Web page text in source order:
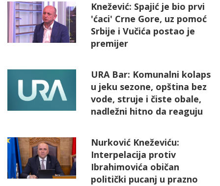
Knežević: Spajić je bio prvi
'ćaci' Crne Gore, uz pomoć
Srbije i Vučića postao je
premijer
URA Bar: Komunalni kolaps
u jeku sezone, opština bez
vode, struje i čiste obale,
nadležni hitno da reaguju
Nurković Kneževiću:
Interpelacija protiv
Ibrahimovića običan
politički pucanj u prazno